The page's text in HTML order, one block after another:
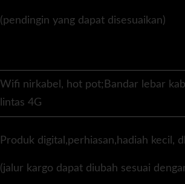
(pendingin yang dapat disesuaikan)
Wifi nirkabel, hot pot;Bandar lebar
lintas 4G
Produk digital,perhiasan,hadiah kecil, dll
(jalur kargo dapat diubah sesuai